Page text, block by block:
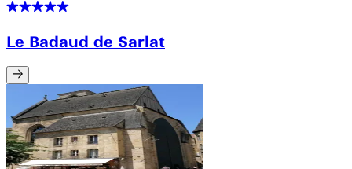
Le Badaud de Sarlat